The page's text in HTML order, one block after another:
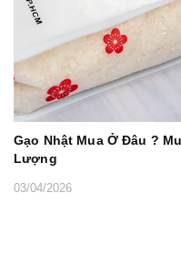
Gạo Nhật Mua Ở Đâu ?
Lượng
03/04/2026